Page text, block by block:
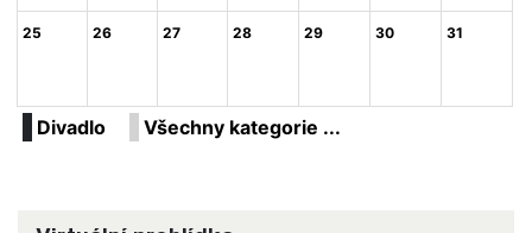
25 26 27 28 29 30 31
Divadlo Všechny kategorie ...